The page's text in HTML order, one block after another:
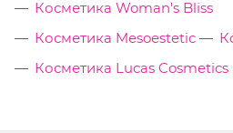
Косметика Woman's Bliss
Косметика Mesoestetic
Косметика Lucas Cosmetics